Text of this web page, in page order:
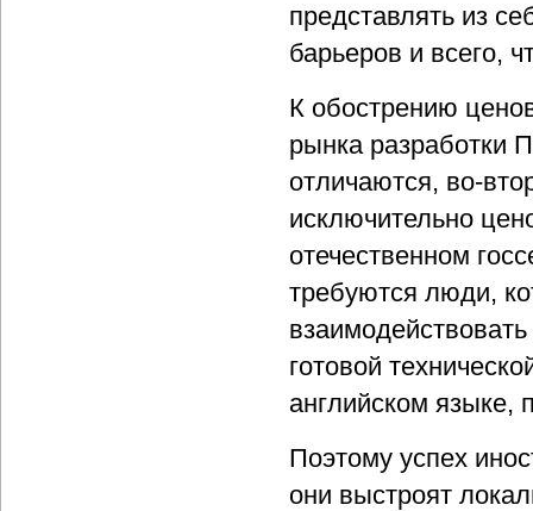
представлять из
барьеров и всего,
К обострению
рынка разработки
отличаются, во-
исключительно
отечественном
требуются люди,
готовой
английском языке,
Поэтому успех
они выстроят